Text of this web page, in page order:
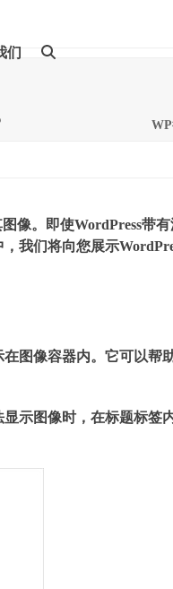
们
像。即使WordPress带
我们将向您展示
图像容器内。它可以帮
示图像时，在标题标签